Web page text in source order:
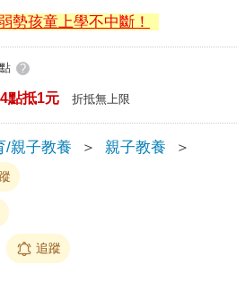
勢孩童上學不中斷！
點 ?
點抵1元 折抵無上限
/親子教養 ＞ 親子教養
＞
追蹤